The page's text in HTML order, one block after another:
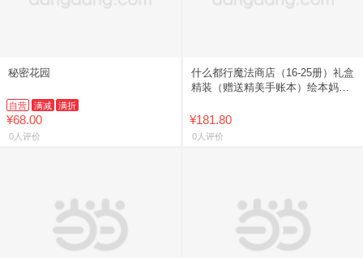
秘密花园
自营 满减 满折
¥68.00
0人评价
什么都行魔法商店（16-25册）礼盒
精装（赠送精美手账本）绘本妈妈
孩子社交启蒙专注力，
¥181.80
0人评价